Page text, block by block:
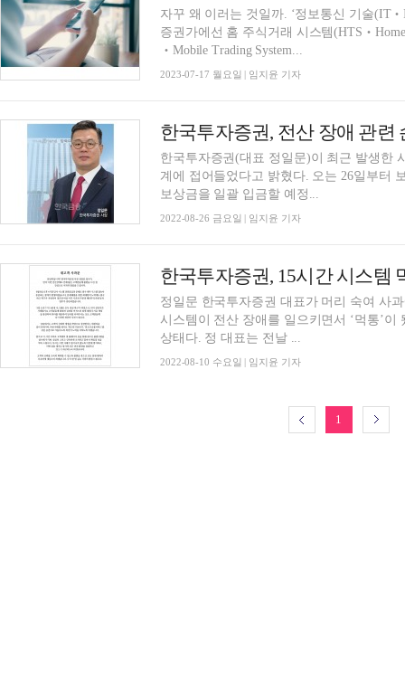
자꾸 왜 이러는 것일까. ‘정보통신 기술
증권가에선 홈 주식거래 시스템
‧Mobile Trading System...
2023-07-17 월요일 | 임지윤 기자
한국투자증권(대표 정일문)이 최근 발생한
계에 접어들었다고 밝혔다. 오는 26일부터
보상금을 일괄 입금할 예정...
2022-08-26 금요일 | 임지윤 기자
한국투자증권, 15시간 시스템
정일문 한국투자증권 대표가 머리 숙여 사
시스템이 전산 장애를 일으키면서 ‘먹통’
상태다. 정 대표는 전날 ...
2022-08-10 수요일 | 임지윤 기자
1